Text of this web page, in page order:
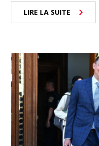
LIRE LA SUITE